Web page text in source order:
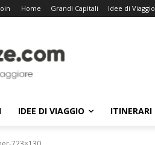
Home Grandi Capitali Idee di Viaggio
IDEE DI VIAGGIO ITINERARI